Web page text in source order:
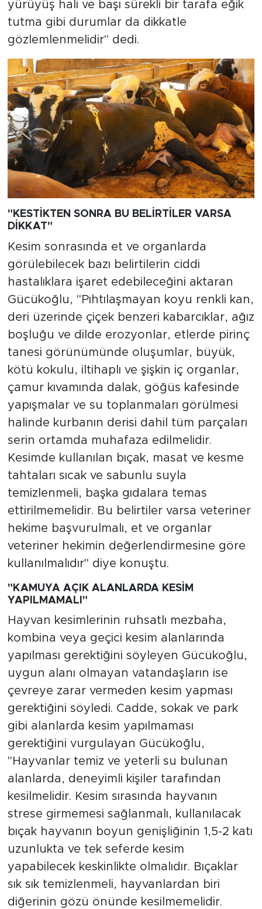
yürüyüş hali ve başı sürekli bir tarafa eğik
tutma gibi durumlar da dikkatle
gözlemlenmelidir" dedi.
"KESTİKTEN SONRA BU BELİRTİLER VARSA
DİKKAT"
Kesim sonrasında et ve organlarda
görülebilecek bazı belirtilerin ciddi
hastalıklara işaret edebileceğini aktaran
Gücükoğlu, "Pıhtılaşmayan koyu renkli kan,
deri üzerinde çiçek benzeri kabarcıklar, ağız
boşluğu ve dilde erozyonlar, etlerde pirinç
tanesi görünümünde oluşumlar, büyük,
kötü kokulu, iltihaplı ve şişkin iç organlar,
çamur kıvamında dalak, göğüs kafesinde
yapışmalar ve su toplanmaları görülmesi
halinde kurbanın derisi dahil tüm parçaları
serin ortamda muhafaza edilmelidir.
Kesimde kullanılan bıçak, masat ve kesme
tahtaları sıcak ve sabunlu suyla
temizlenmeli, başka gıdalara temas
ettirilmemelidir. Bu belirtiler varsa veteriner
hekime başvurulmalı, et ve organlar
veteriner hekimin değerlendirmesine göre
kullanılmalıdır" diye konuştu.
"KAMUYA AÇIK ALANLARDA KESİM
YAPILMAMALI"
Hayvan kesimlerinin ruhsatlı mezbaha,
kombina veya geçici kesim alanlarında
yapılması gerektiğini söyleyen Gücükoğlu,
uygun alanı olmayan vatandaşların ise
çevreye zarar vermeden kesim yapması
gerektiğini söyledi. Cadde, sokak ve park
gibi alanlarda kesim yapılmaması
gerektiğini vurgulayan Gücükoğlu,
"Hayvanlar temiz ve yeterli su bulunan
alanlarda, deneyimli kişiler tarafından
kesilmelidir. Kesim sırasında hayvanın
strese girmemesi sağlanmalı, kullanılacak
bıçak hayvanın boyun genişliğinin 1,5-2 katı
uzunlukta ve tek seferde kesim
yapabilecek keskinlikte olmalıdır. Bıçaklar
sık sık temizlenmeli, hayvanlardan biri
diğerinin gözü önünde kesilmemelidir.